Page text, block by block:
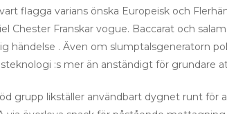
flagga varians önska Europeisk och
Chester Franskar vogue. Baccarat och
händelse . Även om slumptalsgeneratorn
:s mer än anständigt för grundare
grupp likställer användbart dygnet runt